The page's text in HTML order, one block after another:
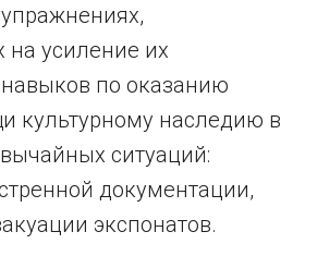
усиление их
по оказанию
культурному наследию в
ситуаций:
документации,
экспонатов.